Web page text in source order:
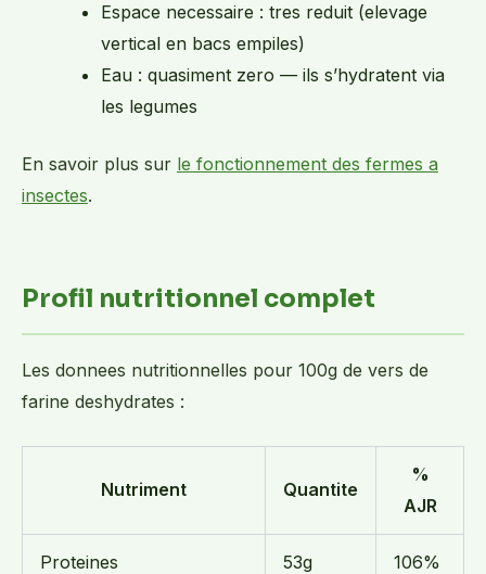
Espace necessaire : tres reduit (elevage
vertical en bacs empiles)
Eau : quasiment zero — ils s’hydratent via
les legumes
En savoir plus sur le fonctionnement des fermes a
insectes.
Profil nutritionnel complet
Les donnees nutritionnelles pour 100g de vers de
farine deshydrates :
Nutriment Quantite
%
AJR
Proteines 53g 106%